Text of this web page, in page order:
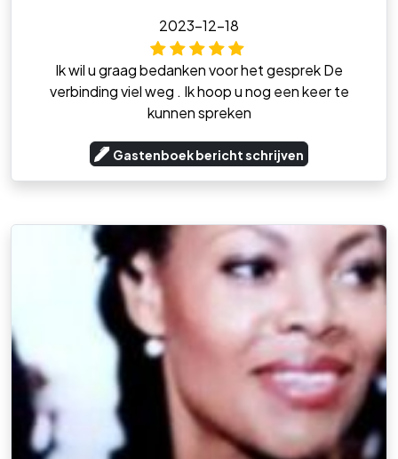
2023-12-18
Ik wil u graag bedanken voor het gesprek De
verbinding viel weg . Ik hoop u nog een keer te
kunnen spreken
Gastenboek bericht schrijven